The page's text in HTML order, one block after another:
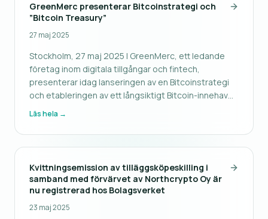
GreenMerc presenterar Bitcoinstrategi och
”Bitcoin Treasury”
27 maj 2025
Stockholm, 27 maj 2025 | GreenMerc, ett ledande
företag inom digitala tillgångar och fintech,
presenterar idag lanseringen av en Bitcoinstrategi
och etableringen av ett långsiktigt Bitcoin-innehav
på företagets balansräkning. Som en följd av detta
kryptovalutor, vil
Läs hela →
Kvittningsemission av tilläggsköpeskilling i
samband med förvärvet av Northcrypto Oy är
nu registrerad hos Bolagsverket
23 maj 2025